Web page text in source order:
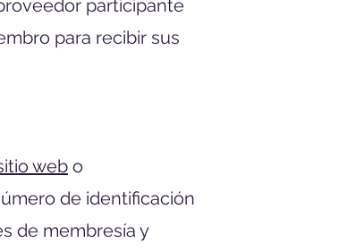
participante
para recibir sus
web o
de identificación
de membresía y